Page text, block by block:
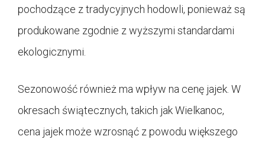
pochodzące z tradycyjnych hodowli, ponieważ są
produkowane zgodnie z wyższymi standardami
ekologicznymi.
Sezonowość również ma wpływ na cenę jajek. W
okresach świątecznych, takich jak Wielkanoc,
cena jajek może wzrosnąć z powodu większego